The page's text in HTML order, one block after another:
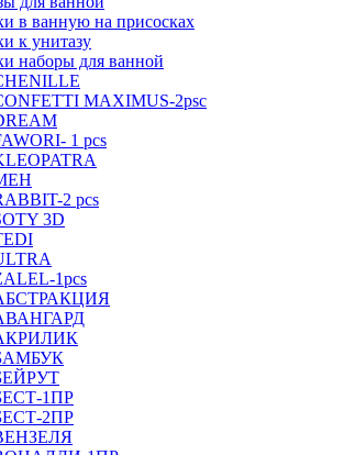
в ванную на присосках
к унитазу
наборы для ванной
MAXIMUS-2psc
1 pcs
2 pcs
3D
1pcs
1ПР
2ПР